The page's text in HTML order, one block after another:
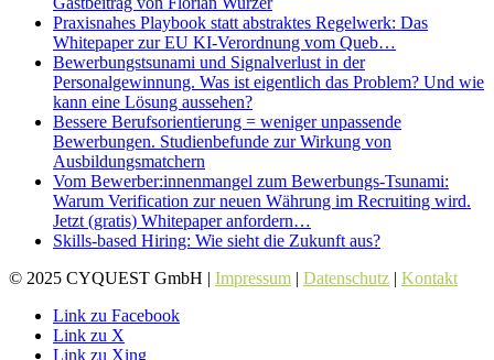
Praxisnahes Playbook statt abstraktes Regelwerk: Das
Whitepaper zur EU KI-Verordnung vom Queb…
Bewerbungstsunami und Signalverlust in der
Personalgewinnung. Was ist eigentlich das Problem? Und wie
kann eine Lösung aussehen?
Bessere Berufsorientierung = weniger unpassende
Bewerbungen. Studienbefunde zur Wirkung von
Ausbildungsmatchern
Vom Bewerber:innenmangel zum Bewerbungs-Tsunami:
Warum Verification zur neuen Währung im Recruiting wird.
Jetzt (gratis) Whitepaper anfordern…
Skills-based Hiring: Wie sieht die Zukunft aus?
© 2025 CYQUEST GmbH | Impressum | Datenschutz | Kontakt
Link zu Facebook
Link zu X
Link zu Xing